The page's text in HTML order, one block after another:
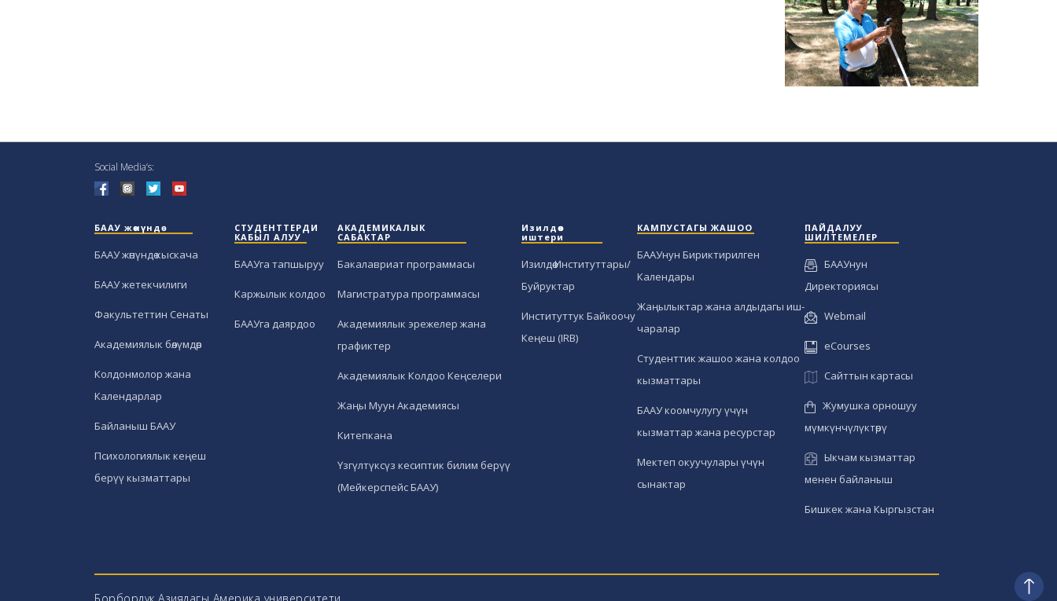
Social Media’s:
БААУ жөнүндө
БААУ жөнүндө кыскача
БААУ жетекчилиги
Факультеттин Сенаты
Академиялык бөлүмдөр
Колдонмолор жана
Календарлар
Байланыш БААУ
Психологиялык кеңеш
берүү кызматтары
СТУДЕНТТЕРДИ
КАБЫЛ АЛУУ
БААУга тапшыруу
Каржылык колдоо
БААУга даярдоо
АКАДЕМИКАЛЫК
САБАКТАР
Бакалавриат программасы
Магистратура программасы
Академиялык эрежелер жана
графиктер
Академиялык Колдоо Кеңселери
Жаңы Муун Академиясы
Китепкана
Үзгүлтүксүз кесиптик билим берүү
(Мейкерспейс БААУ)
Изилдөө
иштери
Изилдөө Институттары/
Буйруктар
Институттук Байкоочу
Кеңеш (IRB)
КАМПУСТАГЫ ЖАШОО
БААУнун Бириктирилген
Календары
Жаңылыктар жана алдыдагы иш-
чаралар
Студенттик жашоо жана колдоо
кызматтары
БААУ коомчулугу үчүн
кызматтар жана ресурстар
Мектеп окуучулары үчүн
сынактар
ПАЙДАЛУУ
ШИЛТЕМЕЛЕР
БААУнун
Директориясы
Webmail
eCourses
Сайттын картасы
Жумушка орношуу
мүмкүнчүлүктөрү
Ыкчам кызматтар
менен байланыш
Бишкек жана Кыргызстан